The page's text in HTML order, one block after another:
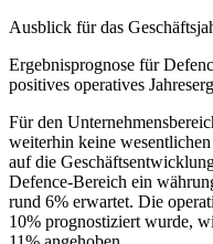
Ausblick für das
Ergebnisprognose für
positives operatives
Für den
weiterhin keine
auf die
Defence-Bereich ein
rund 6% erwartet. Die
10% prognostiziert wurde,